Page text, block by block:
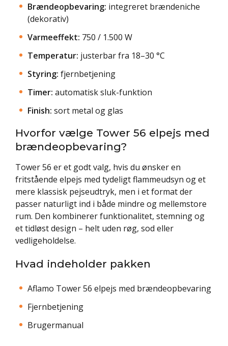
Brændeopbevaring: integreret brændeniche
(dekorativ)
Varmeeffekt: 750 / 1.500 W
Temperatur: justerbar fra 18–30 °C
Styring: fjernbetjening
Timer: automatisk sluk-funktion
Finish: sort metal og glas
Hvorfor vælge Tower 56 elpejs med
brændeopbevaring?
Tower 56 er et godt valg, hvis du ønsker en
fritstående elpejs med tydeligt flammeudsyn og et
mere klassisk pejseudtryk, men i et format der
passer naturligt ind i både mindre og mellemstore
rum. Den kombinerer funktionalitet, stemning og
et tidløst design – helt uden røg, sod eller
vedligeholdelse.
Hvad indeholder pakken
Aflamo Tower 56 elpejs med brændeopbevaring
Fjernbetjening
Brugermanual